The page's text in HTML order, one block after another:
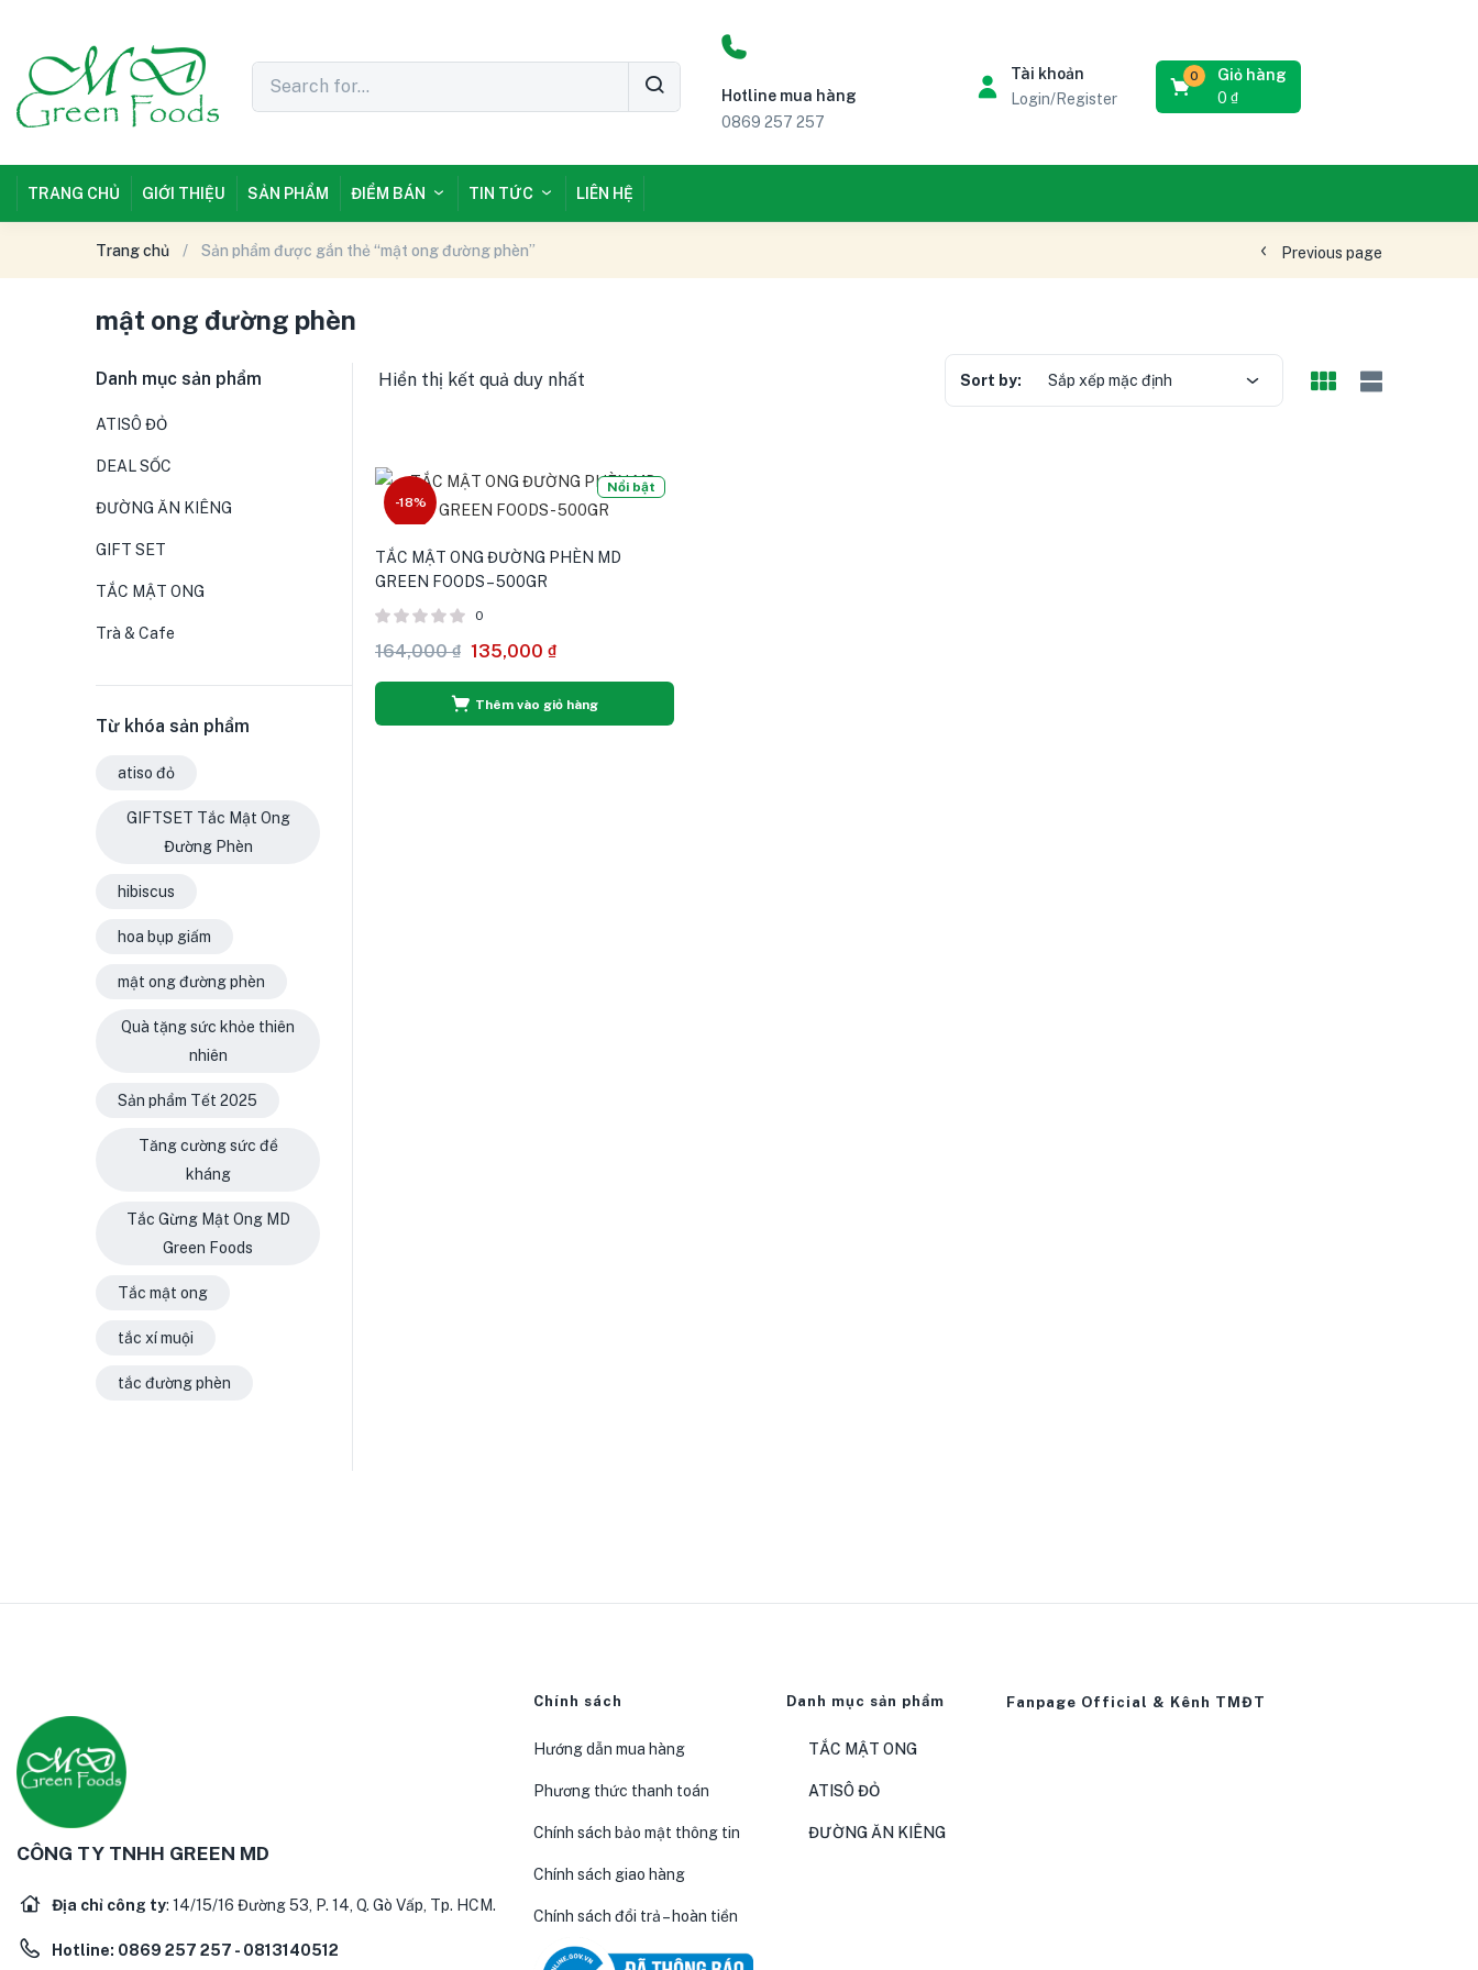
Hotline mua hàng
0869 257 257
Tài khoản
Login/Register
Giỏ hàng
0
0₫
TRANG CHỦ GIỚI THIỆU SẢN PHẨM ĐIỂM BÁN TIN TỨC LIÊN HỆ
Trang chủ Sản phẩm được gắn thẻ “mật ong đường phèn” Previous page
mật ong đường phèn
Hiển thị kết quả duy nhất Sort by: Sắp xếp mặc định
-18%
Nổi bật
TẮC MẬT ONG ĐƯỜNG PHÈN MD
GREEN FOODS – 500GR
0
164,000₫ 135,000 ₫
Thêm vào giỏ hàng
Danh mục sản phẩm
ATISÔ ĐỎ
DEAL SỐC
ĐƯỜNG ĂN KIÊNG
GIFT SET
TẮC MẬT ONG
Trà & Cafe
Từ khóa sản phẩm
atiso đỏ
GIFTSET Tắc Mật Ong
Đường Phèn
hibiscus
hoa bụp giấm
mật ong đường phèn
Quà tặng sức khỏe thiên
nhiên
Sản phẩm Tết 2025
Tăng cường sức đề
kháng
Tắc Gừng Mật Ong MD
Green Foods
Tắc mật ong
tắc xí muội
tắc đường phèn
CÔNG TY TNHH GREEN MD
Địa chỉ công ty: 14/15/16 Đường 53, P. 14, Q. Gò Vấp, Tp. HCM.
Hotline: 0869 257 257 - 0813140512
Chính sách
Hướng dẫn mua hàng
Phương thức thanh toán
Chính sách bảo mật thông tin
Chính sách giao hàng
Chính sách đổi trả – hoàn tiền
Danh mục sản phẩm
TẮC MẬT ONG
ATISÔ ĐỎ
ĐƯỜNG ĂN KIÊNG
Fanpage Official & Kênh TMĐT